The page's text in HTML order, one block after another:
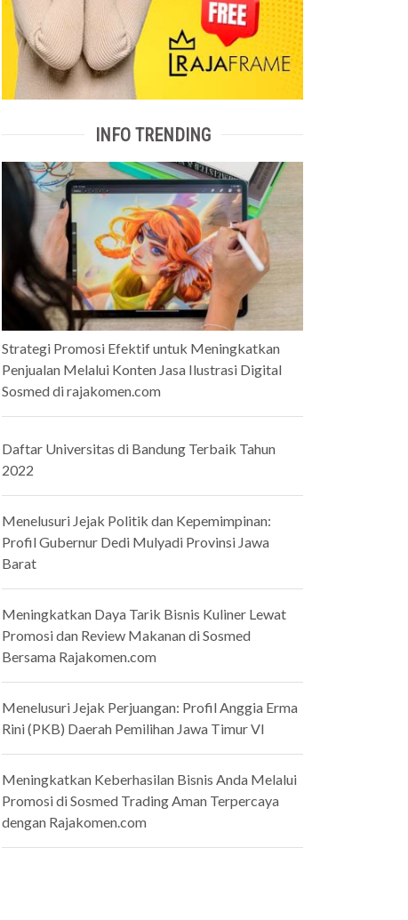
INFO TRENDING
Strategi Promosi Efektif untuk Meningkatkan
Penjualan Melalui Konten Jasa Ilustrasi Digital
Sosmed di rajakomen.com
Daftar Universitas di Bandung Terbaik Tahun
2022
Menelusuri Jejak Politik dan Kepemimpinan:
Profil Gubernur Dedi Mulyadi Provinsi Jawa
Barat
Meningkatkan Daya Tarik Bisnis Kuliner Lewat
Promosi dan Review Makanan di Sosmed
Bersama Rajakomen.com
Menelusuri Jejak Perjuangan: Profil Anggia Erma
Rini (PKB) Daerah Pemilihan Jawa Timur VI
Meningkatkan Keberhasilan Bisnis Anda Melalui
Promosi di Sosmed Trading Aman Terpercaya
dengan Rajakomen.com